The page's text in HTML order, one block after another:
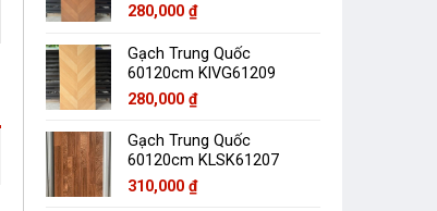
280,000 ₫
Gạch Trung Quốc
60120cm KlVG61209
280,000 ₫
Gạch Trung Quốc
60120cm KLSK61207
310,000 ₫